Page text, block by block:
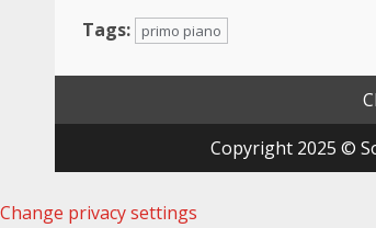
Tags:
primo piano
Copyright 2025 ©
Change privacy settings